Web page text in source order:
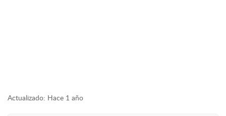
Actualizado: Hace 1 año